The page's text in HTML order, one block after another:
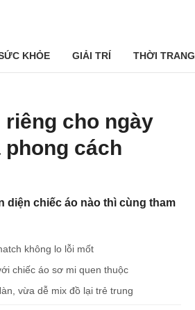
KHỎE GIẢI TRÍ THỜI TRANG
cho ngày
cách
diện chiếc áo nào thì cùng tham
không lo lỗi mốt
chiếc áo sơ mi quen thuộc
vừa dễ mix đồ lại trẻ trung